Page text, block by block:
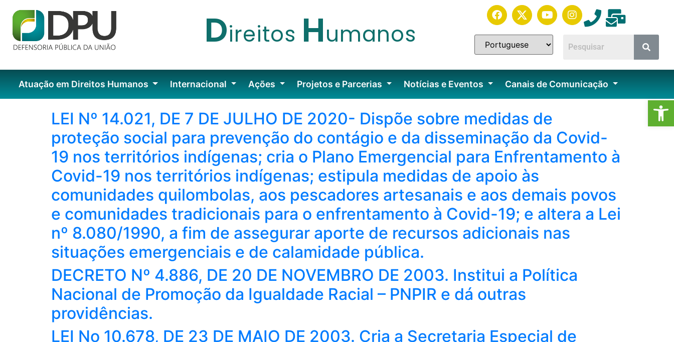
Direitos Humanos
Atuação em Direitos Humanos Internacional Ações Projetos e Parcerias Notícias e Eventos Canais de Comunicação
LEI Nº 14.021, DE 7 DE JULHO DE 2020- Dispõe sobre medidas de
proteção social para prevenção do contágio e da disseminação da Covid-
19 nos territórios indígenas; cria o Plano Emergencial para Enfrentamento à
Covid-19 nos territórios indígenas; estipula medidas de apoio às
comunidades quilombolas, aos pescadores artesanais e aos demais povos
e comunidades tradicionais para o enfrentamento à Covid-19; e altera a Lei
nº 8.080/1990, a fim de assegurar aporte de recursos adicionais nas
situações emergenciais e de calamidade pública.
DECRETO Nº 4.886, DE 20 DE NOVEMBRO DE 2003. Institui a Política
Nacional de Promoção da Igualdade Racial – PNPIR e dá outras
providências.
LEI No 10.678, DE 23 DE MAIO DE 2003. Cria a Secretaria Especial de